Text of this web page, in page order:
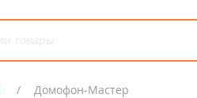
Домофон-Мастер